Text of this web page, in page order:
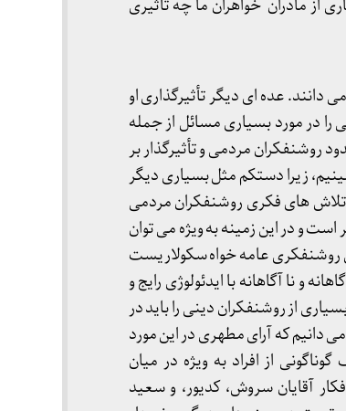
از مادران خواهران ما چه تأثیری
عده ای دیگر تأثیرگذاری او
در مورد بسیاری مسائل از جمله
مردمی و تأثیرگذار بر
زیرا دستکم مثل بسیاری دیگر
های فکری روشنفکران مردمی
است و در این زمینه به ویژه می توان
روشنفکری عامه خواه سکولاریست
و نا آگاهانه با ایدئولوژی رایج و
از روشنفکران دینی را باید در
دانیم که آرای مطهری در این مورد
از افراد به ویژه در میان
آقایان سروش، کدیور، و سعید